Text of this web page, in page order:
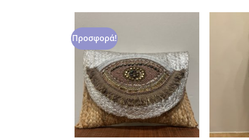
Προσφορά!